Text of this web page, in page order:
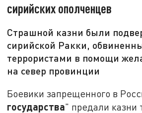
сирийских ополченцев
Страшной казни были
сирийской Ракки,
террористами в помощи
на север провинции
Боевики запрещенного в
государства" предали казни